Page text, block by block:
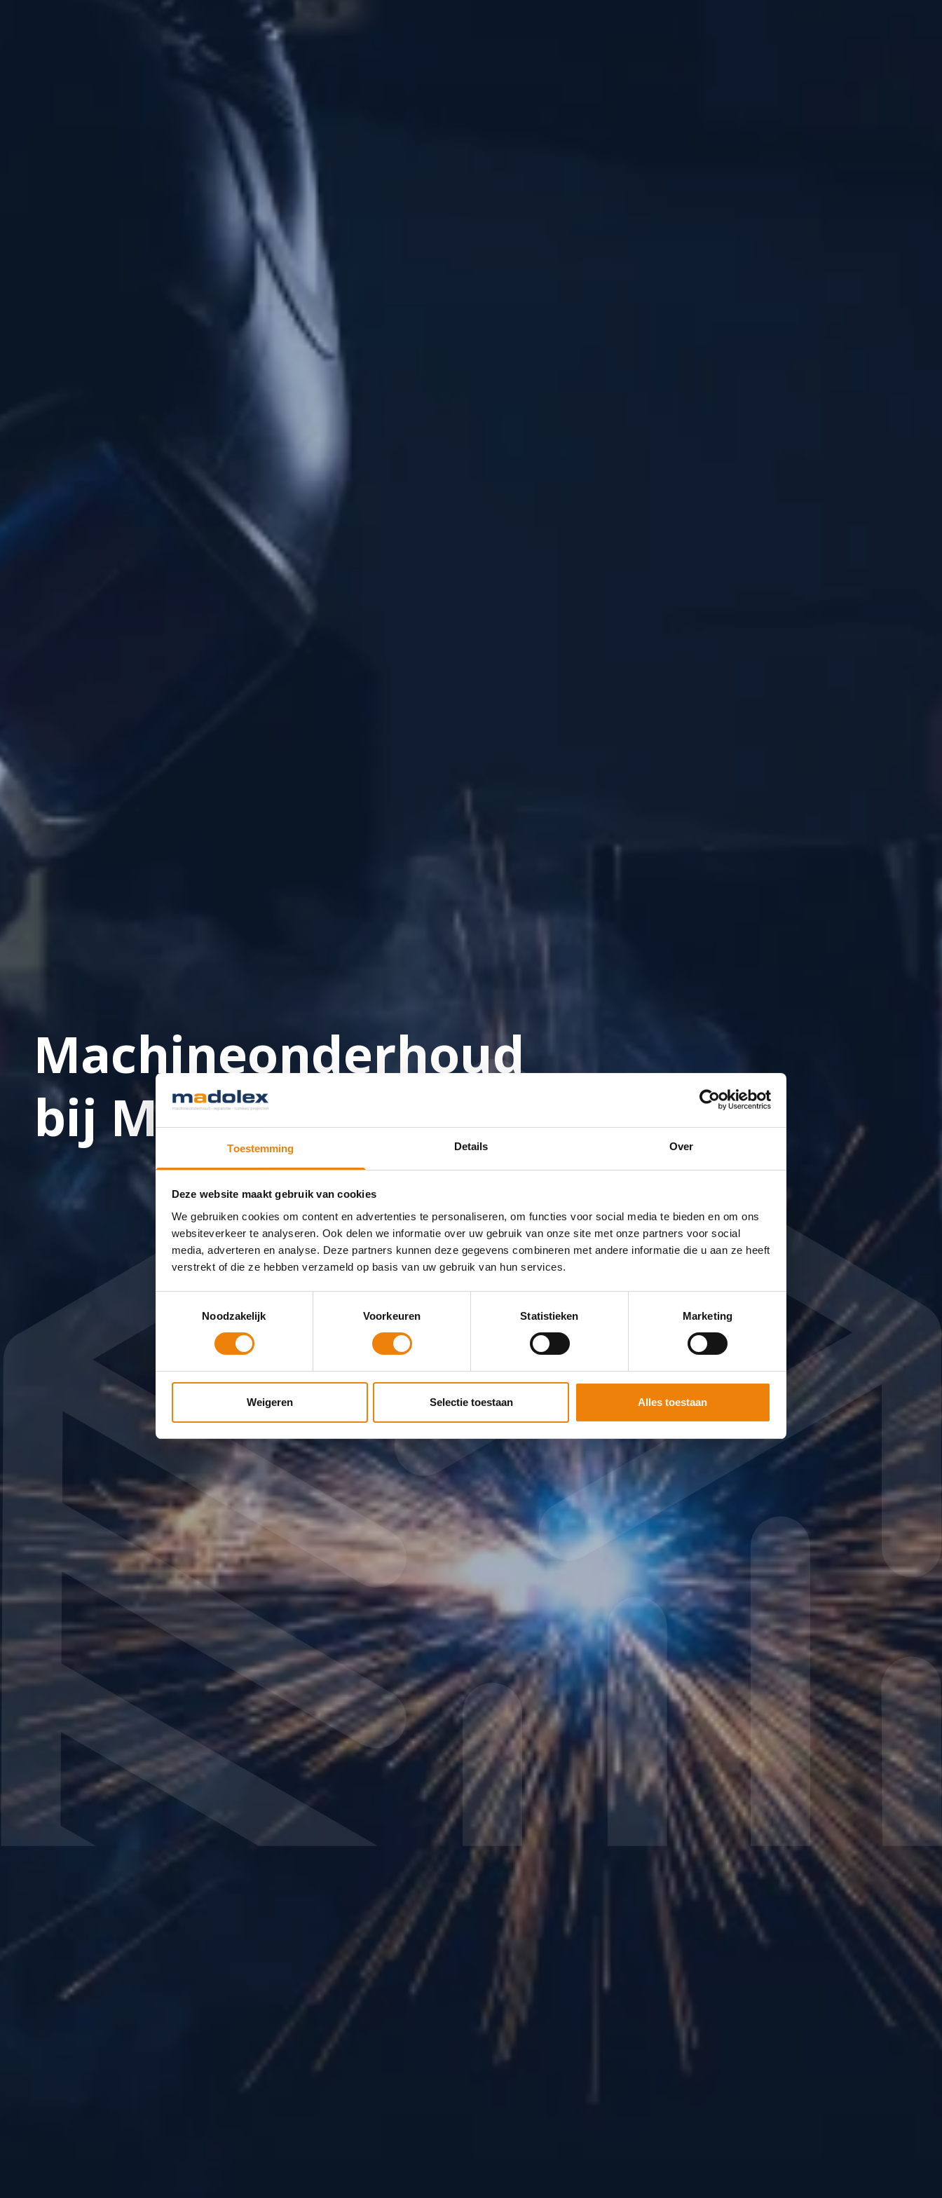
Toestemming Details Over
Deze website maakt gebruik van cookies
We gebruiken cookies om content en advertenties te personaliseren, om functies voor social media te bieden en om ons
websiteverkeer te analyseren. Ook delen we informatie over uw gebruik van onze site met onze partners voor social
media, adverteren en analyse. Deze partners kunnen deze gegevens combineren met andere informatie die u aan ze heeft
verstrekt of die ze hebben verzameld op basis van uw gebruik van hun services.
Noodzakelijk
Voorkeuren Statistieken Marketing
Weigeren Selectie toestaan Alles toestaan
Machineonderhoud
bij Madolex